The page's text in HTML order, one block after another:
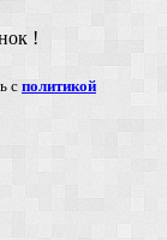
!
с политикой